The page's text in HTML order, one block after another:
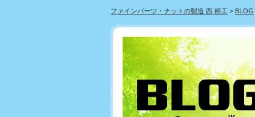
ファインパーツ・ナットの製造 西 精工 > BLOG